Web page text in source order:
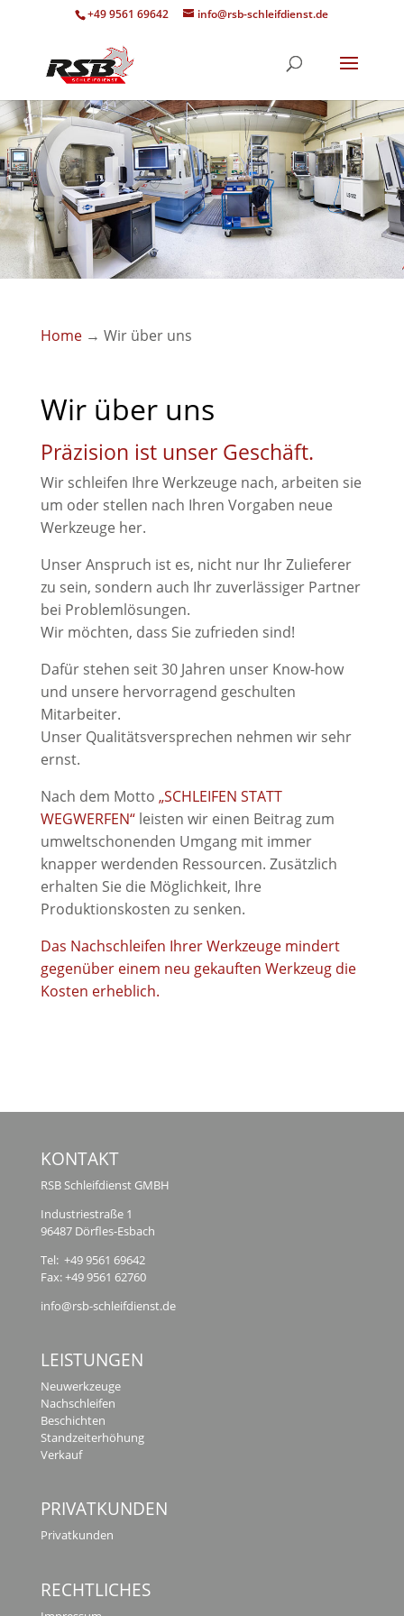
+49 9561 69642 info@rsb-schleifdienst.de
Home→ Wir über uns
Wir über uns
Präzision ist unser Geschäft.
Wir schleifen Ihre Werkzeuge nach, arbeiten sie
um oder stellen nach Ihren Vorgaben neue
Werkzeuge her.
Unser Anspruch ist es, nicht nur Ihr Zulieferer
zu sein, sondern auch Ihr zuverlässiger Partner
bei Problemlösungen.
Wir möchten, dass Sie zufrieden sind!
Dafür stehen seit 30 Jahren unser Know-how
und unsere hervorragend geschulten
Mitarbeiter.
Unser Qualitätsversprechen nehmen wir sehr
ernst.
Nach dem Motto „SCHLEIFEN STATT
WEGWERFEN“leisten wir einen Beitrag zum
umweltschonenden Umgang mit immer
knapper werdenden Ressourcen. Zusätzlich
erhalten Sie die Möglichkeit, Ihre
Produktionskosten zu senken.
Das Nachschleifen Ihrer Werkzeuge mindert
gegenüber einem neu gekauften Werkzeug die
Kosten erheblich.
KONTAKT
RSB Schleifdienst GMBH
Industriestraße 1
96487 Dörfles-Esbach
Tel: +49 9561 69642
Fax: +49 9561 62760
info@rsb-schleifdienst.de
LEISTUNGEN
Neuwerkzeuge
Nachschleifen
Beschichten
Standzeiterhöhung
Verkauf
PRIVATKUNDEN
Privatkunden
RECHTLICHES